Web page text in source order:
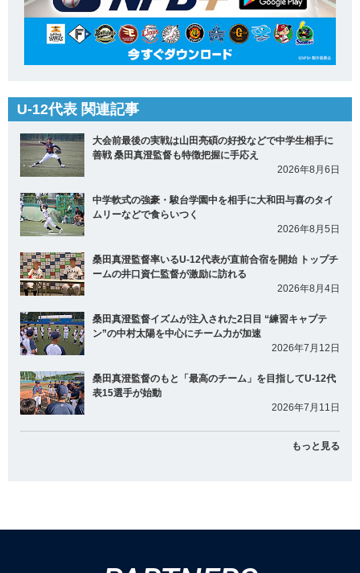
U-12代表 関連記事
大会前最後の実戦は山田亮碩の好投などで中学生相手に
善戦 桑田真澄監督も特徴把握に手応え
2026年8月6日
中学軟式の強豪・駿台学園中を相手に大和田与喜のタイ
ムリーなどで食らいつく
2026年8月5日
桑田真澄監督率いるU-12代表が直前合宿を開始 トップチ
ームの井口資仁監督が激励に訪れる
2026年8月4日
桑田真澄監督イズムが注入された2日目 “練習キャプテ
ン”の中村太陽を中心にチーム力が加速
2026年7月12日
桑田真澄監督のもと「最高のチーム」を目指してU-12代
表15選手が始動
2026年7月11日
もっと見る